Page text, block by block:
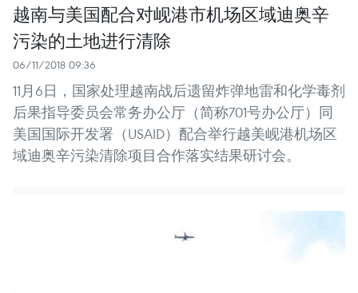
越南与美国配合对岘港市机场区域迪奥辛
污染的土地进行清除
06/11/2018 09:36
11月6日，国家处理越南战后遗留炸弹地雷和化学毒剂
后果指导委员会常务办公厅（简称701号办公厅）同
美国国际开发署（USAID）配合举行越美岘港机场区
域迪奥辛污染清除项目合作落实结果研讨会。